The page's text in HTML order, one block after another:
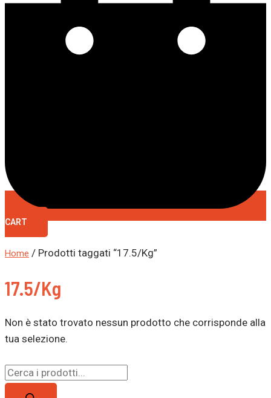
CART
Home / Prodotti taggati “17.5/Kg”
17.5/Kg
Non è stato trovato nessun prodotto che corrisponde alla
tua selezione.